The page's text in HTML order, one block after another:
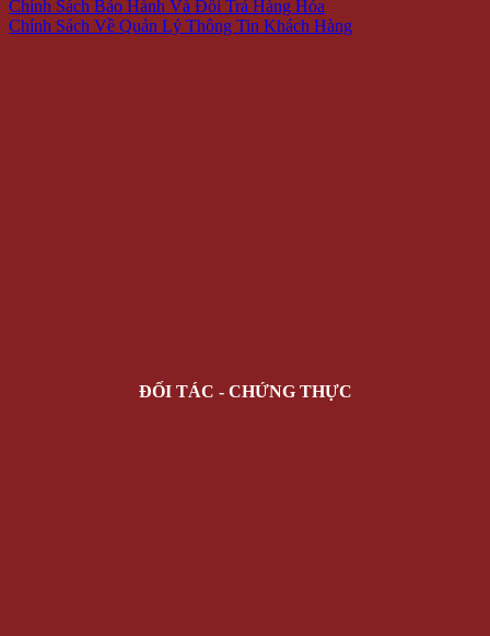
Chính Sách Bảo Hành Và Đổi Trả Hàng Hóa
Chính Sách Về Quản Lý Thông Tin Khách Hàng
ĐỐI TÁC - CHỨNG THỰC